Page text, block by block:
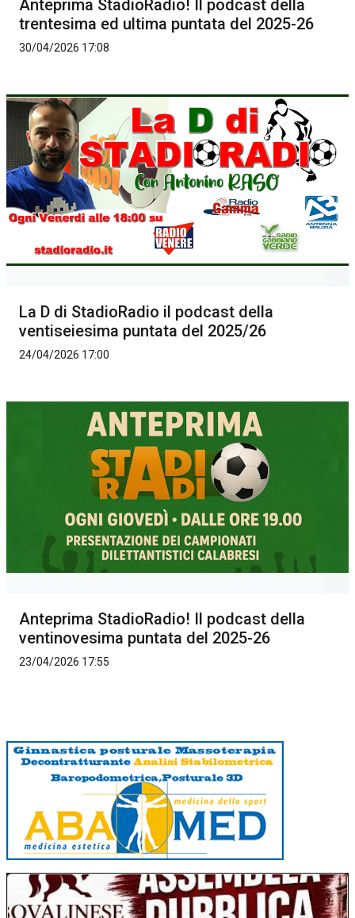
Anteprima StadioRadio! Il podcast della
trentesima ed ultima puntata del 2025-26
30/04/2026 17:08
La D di StadioRadio il podcast della
ventiseiesima puntata del 2025/26
24/04/2026 17:00
Anteprima StadioRadio! Il podcast della
ventinovesima puntata del 2025-26
23/04/2026 17:55